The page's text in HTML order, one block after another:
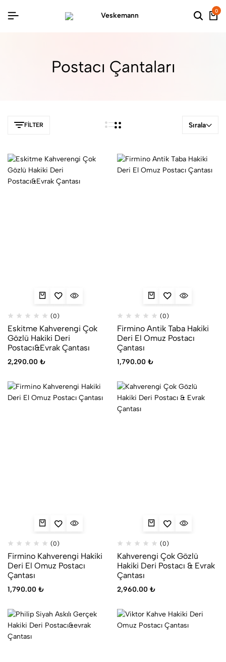
0
Postacı Çantaları
FILTER Sırala
(0)
Eskitme Kahverengi Çok
Gözlü Hakiki Deri
Postacı&Evrak Çantası
2,290.00 ₺
(0)
Firmino Antik Taba Hakiki
Deri El Omuz Postacı
Çantası
1,790.00 ₺
(0)
Firmino Kahverengi Hakiki
Deri El Omuz Postacı
Çantası
1,790.00 ₺
(0)
Kahverengi Çok Gözlü
Hakiki Deri Postacı & Evrak
Çantası
2,960.00 ₺